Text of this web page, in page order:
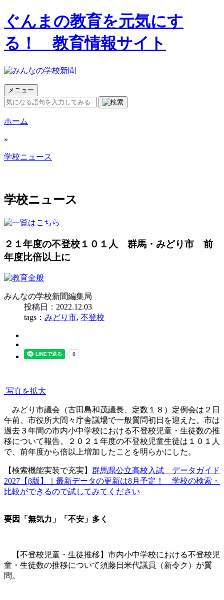
ぐんまの教育を元気にす
る！ 教育情報サイト
メニュー
ホーム
»
学校ニュース
学校ニュース
２１年度の不登校１０１人 群馬・みどり市 前
年度比倍以上に
みんなの学校新聞編集局
投稿日：2022.12.03
tags： みどり市, 不登校
写真を拡大
みどり市議会（古田島和茂議長、定数１８）定例会は２日
午前、市役所大間々庁舎議場で一般質問初日を迎えた。市は
過去３年間の市内小中学校における不登校児童・生徒数の推
移について報告。２０２１年度の不登校児童生徒は１０１人
で、前年度から倍以上増加したことを明らかにした。
【検索機能実装で充実】 群馬県公立高校入試 データガイド
2027【β版】｜最新データの更新は8月予定！ 学校の検索・
比較ができるので試してみてください
要因「無気力」「不安」多く
【不登校児童・生徒推移】市内小中学校における不登校児
童・生徒数の推移について須藤日米代議員（新令ク）が質
問。